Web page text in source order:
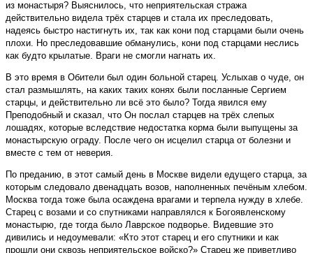
из монастыря? Выяснилось, что неприятельская стража
действительно видела трёх старцев и стала их преследовать,
надеясь быстро настигнуть их, так как кони под старцами были очень
плохи. Но преследовавшие обманулись, кони под старцами неслись
как будто крылатые. Враги не смогли нагнать их.
В это время в Обители был один больной старец. Услыхав о чуде, он
стал размышлять, на каких таких конях были посланные Сергием
старцы, и действительно ли всё это было? Тогда явился ему
Преподобный и сказал, что Он послал старцев на трёх слепых
лошадях, которые вследствие недостатка корма были выпущены за
монастырскую ограду. После чего он исцелил старца от болезни и
вместе с тем от неверия.
По преданию, в этот самый день в Москве видели едущего старца, за
которым следовало двенадцать возов, наполненных печёным хлебом.
Москва тогда тоже была осаждена врагами и терпела нужду в хлебе.
Старец с возами и со спутниками направлялся к Богоявленскому
монастырю, где тогда было Лаврское подворье. Видевшие это
дивились и недоумевали: «Кто этот старец и его спутники и как
прошли они сквозь неприятельское войско?» Старец же приветливо